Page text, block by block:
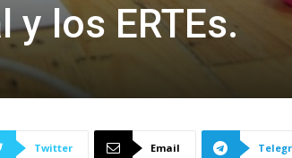
los ERTEs.
Twitter Email